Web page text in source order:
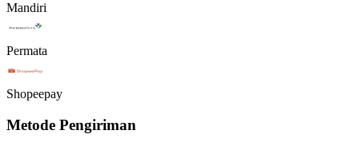
Mandiri
Permata
Shopeepay
Metode Pengiriman